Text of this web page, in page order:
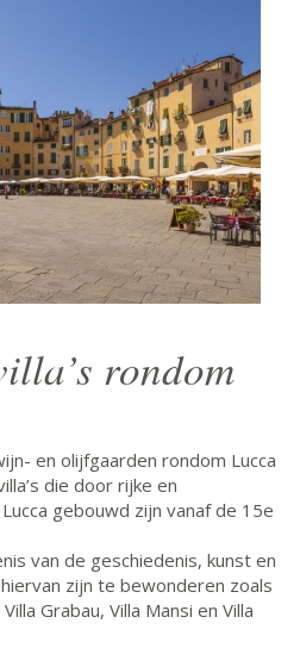
rondom
en olijfgaarden rondom Lucca
die door rijke en
gebouwd zijn vanaf de 15e
van de geschiedenis, kunst en
zijn te bewonderen zoals
Grabau, Villa Mansi en Villa